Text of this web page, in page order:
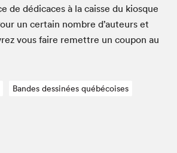
de dédi­caces à la caisse du kiosque
un cer­tain nom­bre d’auteurs et
vous faire remet­tre un coupon au
Bandes dessinées québécoises